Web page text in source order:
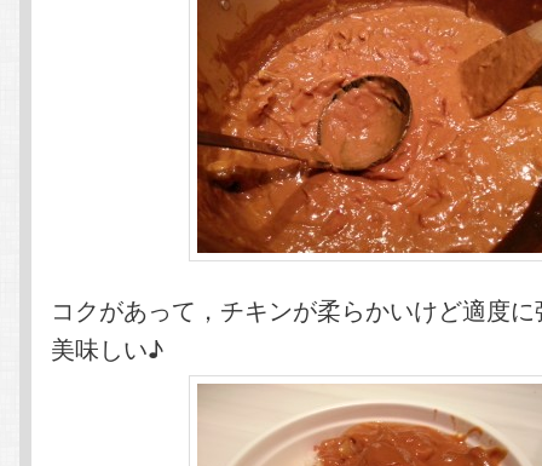
コクがあって，チキンが柔らかいけど適度
美味しい♪